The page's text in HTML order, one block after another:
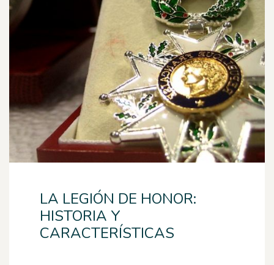
LA LEGIÓN DE HONOR:
HISTORIA Y
CARACTERÍSTICAS